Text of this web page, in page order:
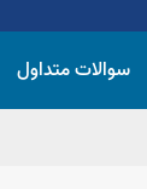
سوالات متداول